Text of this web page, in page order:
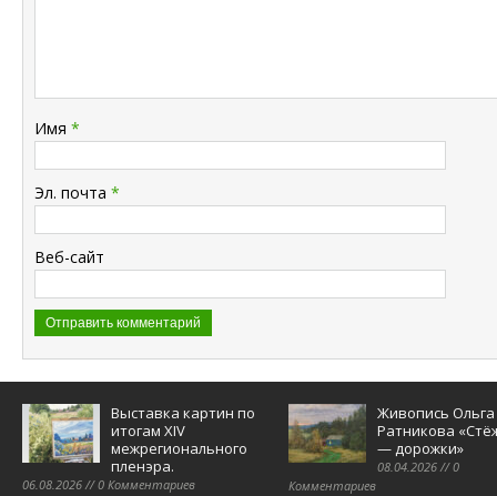
Имя *
Эл. почта *
Веб-сайт
Выставка картин по
итогам XIV
межрегионального
пленэра.
06.08.2026 // 0 Комментариев
Живопись Ольга
Ратникова
— дорожки»
08.04.2026 // 0
Комментариев